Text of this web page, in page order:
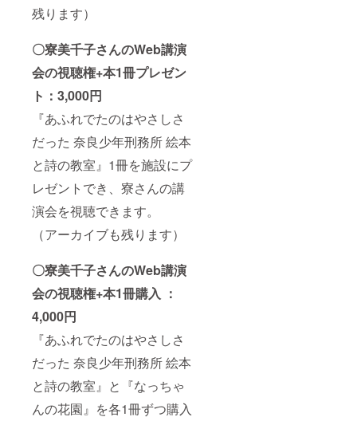
残ります）
〇寮美千子さんのWeb講演
会の視聴権+本1冊プレゼン
ト：3,000円
『あふれでたのはやさしさ
だった 奈良少年刑務所 絵本
と詩の教室』1冊を施設にプ
レゼントでき、寮さんの講
演会を視聴できます。
（アーカイブも残ります）
〇寮美千子さんのWeb講演
会の視聴権+本1冊購入 ：
4,000円
『あふれでたのはやさしさ
だった 奈良少年刑務所 絵本
と詩の教室』と『なっちゃ
んの花園』を各1冊ずつ購入